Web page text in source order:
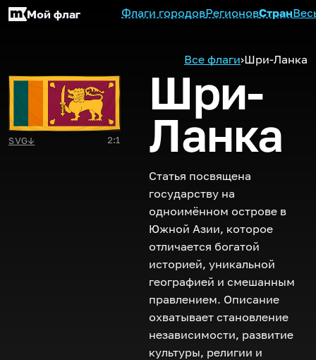
Мой флаг Флаги городовРегионовСтран
Все флаги›Шри-Ланка
SVG↓ 2:1
Шри-
Ланка
Статья посвящена
государству на
одноимённом острове в
Южной Азии, которое
отличается богатой
историей, уникальной
географией и смешанным
правлением. Описание
охватывает становление
независимости, развитие
культуры, религии и